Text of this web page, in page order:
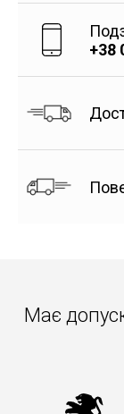
+38
Має